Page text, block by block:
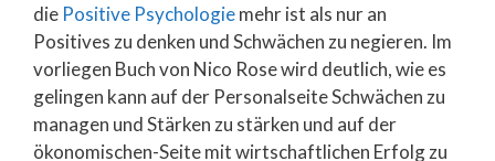
die Positive Psychologiemehr ist als nur an
Positives zu denken und Schwächen zu negieren. Im
vorliegen Buch von Nico Rose wird deutlich, wie es
gelingen kann auf der Personalseite Schwächen zu
managen und Stärken zu stärken und auf der
ökonomischen-Seite mit wirtschaftlichen Erfolg zu